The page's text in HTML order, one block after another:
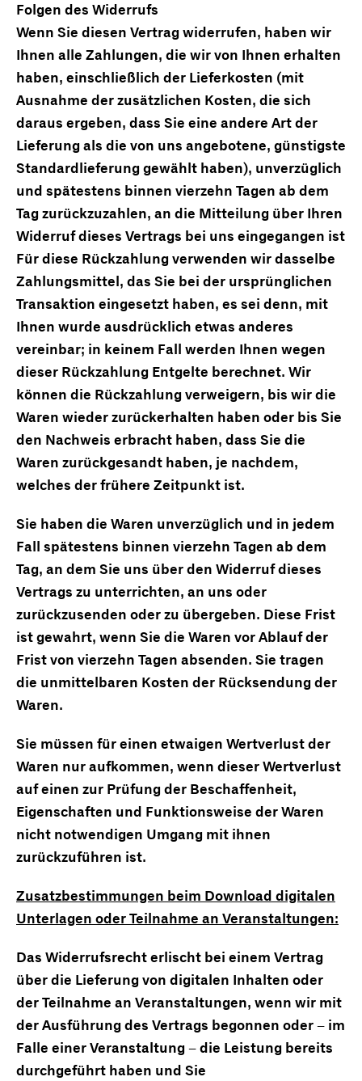
Folgen des Widerrufs
Wenn Sie diesen Vertrag widerrufen, haben wir
Ihnen alle Zahlungen, die wir von Ihnen erhalten
haben, einschließlich der Lieferkosten (mit
Ausnahme der zusätzlichen Kosten, die sich
daraus ergeben, dass Sie eine andere Art der
Lieferung als die von uns angebotene, günstigste
Standardlieferung gewählt haben), unverzüglich
und spätestens binnen vierzehn Tagen ab dem
Tag zurückzuzahlen, an die Mitteilung über Ihren
Widerruf dieses Vertrags bei uns eingegangen ist
Für diese Rückzahlung verwenden wir dasselbe
Zahlungsmittel, das Sie bei der ursprünglichen
Transaktion eingesetzt haben, es sei denn, mit
Ihnen wurde ausdrücklich etwas anderes
vereinbar; in keinem Fall werden Ihnen wegen
dieser Rückzahlung Entgelte berechnet. Wir
können die Rückzahlung verweigern, bis wir die
Waren wieder zurückerhalten haben oder bis Sie
den Nachweis erbracht haben, dass Sie die
Waren zurückgesandt haben, je nachdem,
welches der frühere Zeitpunkt ist.
Sie haben die Waren unverzüglich und in jedem
Fall spätestens binnen vierzehn Tagen ab dem
Tag, an dem Sie uns über den Widerruf dieses
Vertrags zu unterrichten, an uns oder
zurückzusenden oder zu übergeben. Diese Frist
ist gewahrt, wenn Sie die Waren vor Ablauf der
Frist von vierzehn Tagen absenden. Sie tragen
die unmittelbaren Kosten der Rücksendung der
Waren.
Sie müssen für einen etwaigen Wertverlust der
Waren nur aufkommen, wenn dieser Wertverlust
auf einen zur Prüfung der Beschaffenheit,
Eigenschaften und Funktionsweise der Waren
nicht notwendigen Umgang mit ihnen
zurückzuführen ist.
Zusatzbestimmungen beim Download digitalen
Unterlagen oder Teilnahme an Veranstaltungen:
Das Widerrufsrecht erlischt bei einem Vertrag
über die Lieferung von digitalen Inhalten oder
der Teilnahme an Veranstaltungen, wenn wir mit
der Ausführung des Vertrags begonnen oder – im
Falle einer Veranstaltung – die Leistung bereits
durchgeführt haben und Sie